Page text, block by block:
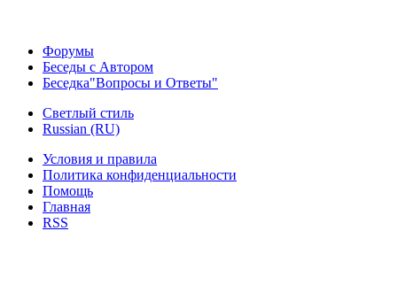
Форумы
Беседы с Автором
Беседка"Вопросы и Ответы"
Светлый стиль
Russian (RU)
Условия и правила
Политика конфиденциальности
Помощь
Главная
RSS